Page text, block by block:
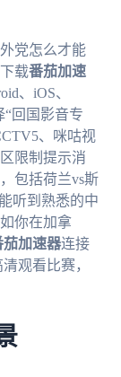
党怎么才能
载番茄加速
、iOS、
“回国影音专
、咪咕视
限制提示消
包括荷兰vs斯
听到熟悉的中
你在加拿
茄加速器连接
观看比赛，